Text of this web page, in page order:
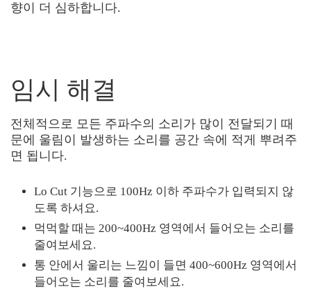
향이 더 심하합니다.
임시 해결
전체적으로 모든 주파수의 소리가 많이 전달되기 때
문에 울림이 발생하는 소리를 공간 속에 적게 뿌려주
면 됩니다.
Lo Cut 기능으로 100Hz 이하 주파수가 입력되지 않
도록 하셔요.
먹먹할 때는 200~400Hz 영역에서 들어오는 소리를
줄여보세요.
통 안에서 울리는 느낌이 들면 400~600Hz 영역에서
들어오는 소리를 줄여보세요.